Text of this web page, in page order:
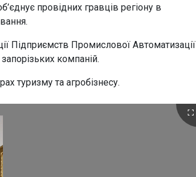
провідних гравців регіону в
Підприємств Промислової Автоматизації
компаній.
туризму та агробізнесу.